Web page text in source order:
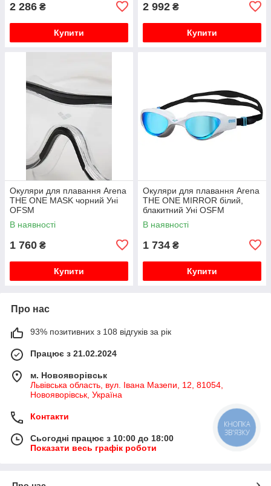
2 286 ₴
Купити
2 992 ₴
Купити
Окуляри для плавання Arena
THE ONE MASK чорний Уні
OFSM
В наявності
1 760 ₴
Купити
Окуляри для плавання Arena
THE ONE MIRROR білий,
блакитний Уні OSFM
В наявності
1 734 ₴
Купити
Про нас
93% позитивних з 108 відгуків за рік
Працює з 21.02.2024
м. Новояворівськ
Львівська область, вул. Івана Мазепи, 12, 81054,
Новояворівськ, Україна
Контакти
Сьогодні працює з 10:00 до 18:00
Показати весь графік роботи
КНОПКА
ЗВ'ЯЗКУ